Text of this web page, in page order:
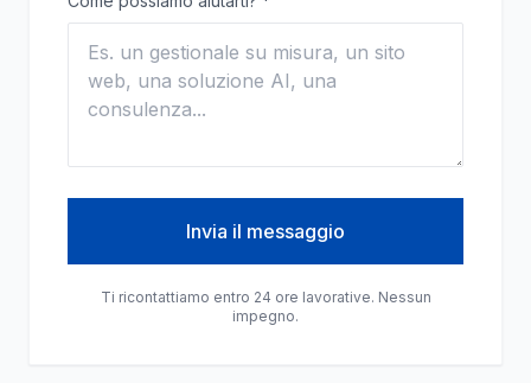
Invia il messaggio
Ti ricontattiamo entro 24 ore lavorative. Nessun
impegno.